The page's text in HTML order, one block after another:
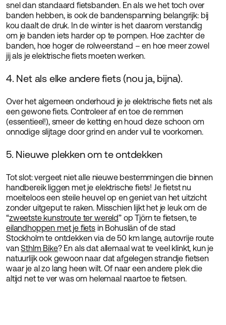
snel dan standaard fietsbanden. En als we het toch over
banden hebben, is ook de bandenspanning belangrijk: bij
kou daalt de druk. In de winter is het daarom verstandig
om je banden iets harder op te pompen. Hoe zachter de
banden, hoe hoger de rolweerstand – en hoe meer zowel
jij als je elektrische fiets moeten werken.
4. Net als elke andere fiets (nou ja, bijna).
Over het algemeen onderhoud je je elektrische fiets net als
een gewone fiets. Controleer af en toe de remmen
(essentieel!), smeer de ketting en houd deze schoon om
onnodige slijtage door grind en ander vuil te voorkomen.
5. Nieuwe plekken om te ontdekken
Tot slot: vergeet niet alle nieuwe bestemmingen die binnen
handbereik liggen met je elektrische fiets! Je fietst nu
moeiteloos een steile heuvel op en geniet van het uitzicht
zonder uitgeput te raken. Misschien lijkt het je leuk om de
“zweetste kunstroute ter wereld” op Tjörn te fietsen, te
eilandhoppen met je fiets in Bohuslän of de stad
Stockholm te ontdekken via de 50 km lange, autovrije route
vanSthlm Bike? En als dat allemaal wat te veel klinkt, kun je
natuurlijk ook gewoon naar dat afgelegen strandje fietsen
waar je al zo lang heen wilt. Of naar een andere plek die
altijd net te ver was om helemaal naartoe te fietsen.